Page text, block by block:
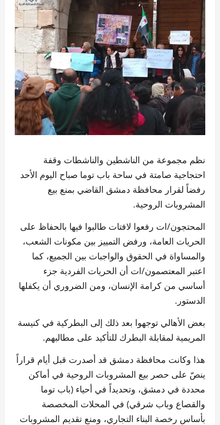
نظم مجموعة من الناشطين والناشطات وقفة
احتجاجية صامتة في ساحة باب توما صباح اليوم الأحد
رفضاً لقرار محافظة دمشق القاضي بمنع بيع
المشروبات الروحية.
المحتجون/ات رفعوا لافتات طالبوا فيها بالحفاظ على
الحريات العامة، ورفض التمييز بين مكونات الشعب،
والمساواة في الحقوق والواجبات بين الجميع، كما
اعتبر المعتصمون/ات أن الحريات الفردية جزء
أساسي من كرامة الإنسان، ومن الضروري أن يكفلها
الدستور.
بعض الأهالي توجهوا بعد ذلك إلى البطركية في كنيسة
المريمية لمقابلة البطرك للتأكيد على مطالبهم.
هذا وكانت محافظة دمشق قد أصدرت قبل أيام قراراً
ينصّ على حصر بيع المشروبات الروحية في أماكن
محددة في دمشق، وتحديداً في أحياء (باب توما
والقصاع وباب شرقي) في المحلات المخصصة
بأساس رخصة البناء التجاري، ومنع تقديم المشروبات